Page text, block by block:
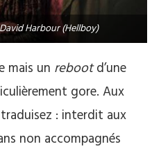
Harbour (Hellboy)
mais un rebootd’une
gore. Aux
: interdit aux
non accompagnés